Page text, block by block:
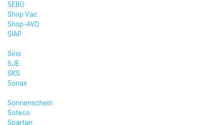
SEBO
Shop Vac
Shop-AVD
SIAP
Sirio
SJE
SKS
Sonax
Sonnenschein
Soteco
Spartan